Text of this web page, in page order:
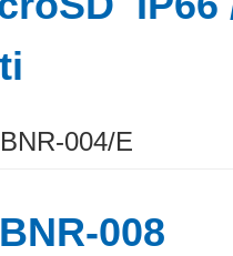
004/E
BNR-008